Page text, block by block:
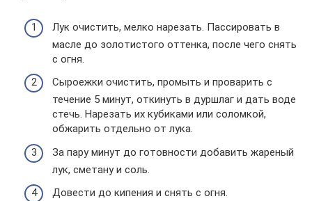
Лук очистить, мелко нарезать. Пассировать в
масле до золотистого оттенка, после чего снять
с огня.
Сыроежки очистить, промыть и проварить с
течение 5 минут, откинуть в дуршлаг и дать воде
стечь. Нарезать их кубиками или соломкой,
обжарить отдельно от лука.
За пару минут до готовности добавить жареный
лук, сметану и соль.
Довести до кипения и снять с огня.